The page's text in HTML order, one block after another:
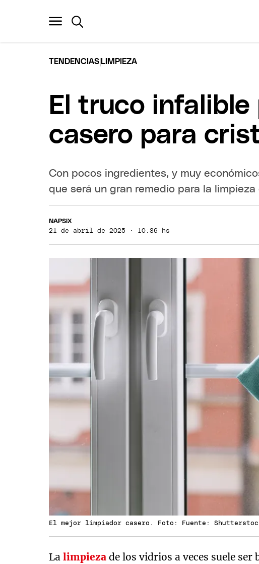
TENDENCIAS LIMPIEZA
El truco
casero para
Con pocos ingredientes, y muy
que será un gran remedio para la limpieza
NAPSIX
21 de abril de 2025 · 10:36 hs
El mejor limpiador casero. Foto: Fuente:
Lalimpieza de los vidrios a veces suele